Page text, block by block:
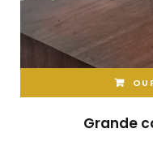
Grande